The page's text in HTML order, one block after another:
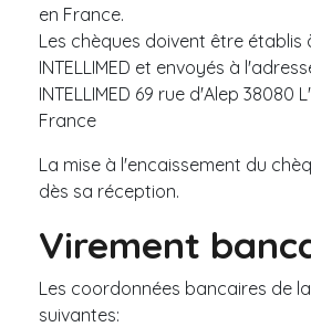
en France.
Les chèques doivent être établis
INTELLIMED et envoyés à
INTELLIMED 69 rue d'Alep 38080
France
La mise à l'encaissement du
dès sa réception.
Virement
Les coordonnées bancaires de
suivantes: